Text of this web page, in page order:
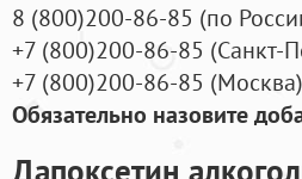
8 (800)200-86-85 (по
+7 (800)200-86-85 (Санкт-
+7 (800)200-86-85 (Москва)
Обязательно назовите
Дапоксетин